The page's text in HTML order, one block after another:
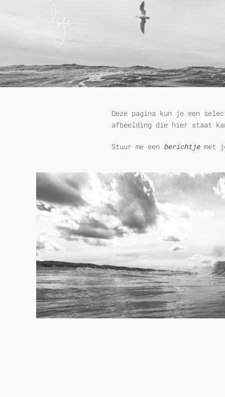
Deze pagina kun je een
afbeelding die hier staat
Stuur me een berichtje met